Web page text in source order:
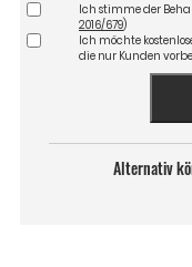
Ich stimme der
2016/679)
Ich möchte
die nur Kunden
Alternativ